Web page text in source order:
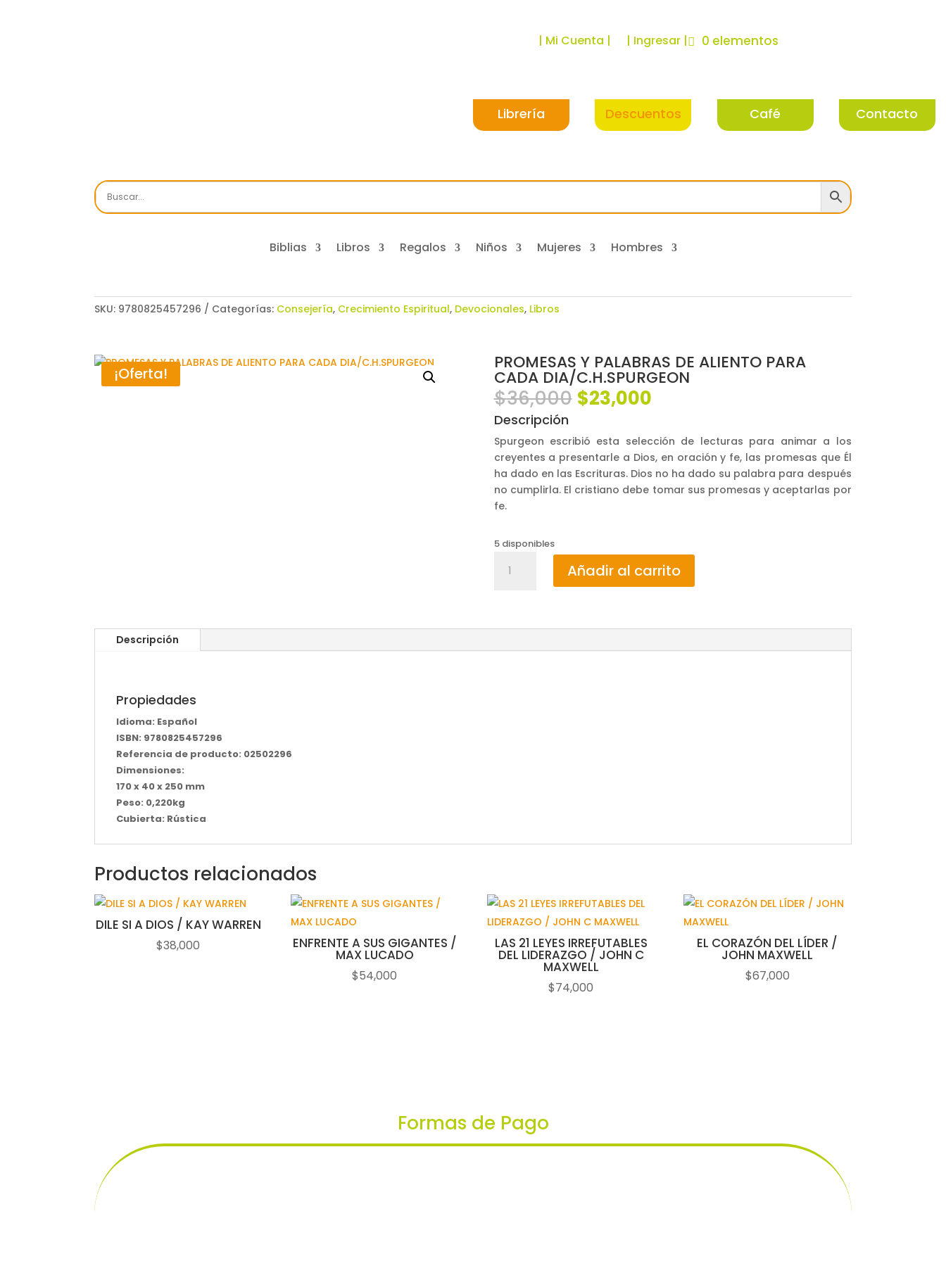
| Mi Cuenta | | Ingresar | 0 elementos
Librería Descuentos Café Contacto
Biblias Libros Regalos Niños Mujeres Hombres
SKU: 9780825457296 Categorías: Consejería, Crecimiento Espiritual, Devocionales, Libros
¡Oferta!
PROMESAS Y PALABRAS DE ALIENTO PARA
CADA DIA/C.H.SPURGEON
$36,000 El
precio
original
era:
$36,000.
$23,000El
actual
es:
$23,000.
Descripción
Spurgeon escribió esta selección de lecturas para animar a los
creyentes a presentarle a Dios, en oración y fe, las promesas que Él
ha dado en las Escrituras. Dios no ha dado su palabra para después
no cumplirla. El cristiano debe tomar sus promesas y aceptarlas por
fe.
5 disponibles
CADA
Añadir al carrito
Descripción
Propiedades
Idioma: Español
ISBN: 9780825457296
Referencia de producto: 02502296
Dimensiones:
170 x 40 x 250 mm
Peso: 0,220kg
Cubierta: Rústica
Productos relacionados
DILE SI A DIOS / KAY WARREN
$38,000 ENFRENTE A SUS GIGANTES /
MAX LUCADO
$54,000
LAS 21 LEYES IRREFUTABLES
DEL LIDERAZGO / JOHN C
MAXWELL
$74,000
EL CORAZÓN DEL LÍDER /
JOHN MAXWELL
$67,000
Formas de Pago